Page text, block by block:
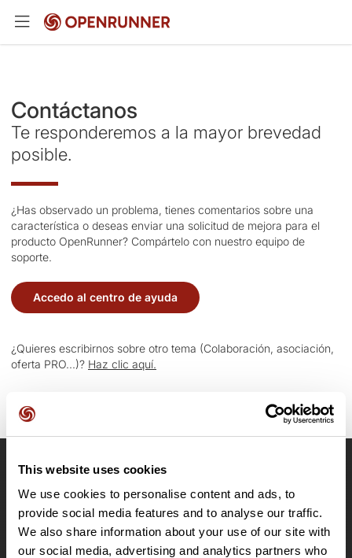
This website uses cookies
We use cookies to personalise content and ads, to
provide social media features and to analyse our traffic.
We also share information about your use of our site with
our social media, advertising and analytics partners who
Contáctanos
Te responderemos a la mayor brevedad
posible.
¿Has observado un problema, tienes comentarios sobre una
característica o deseas enviar una solicitud de mejora para el
producto OpenRunner? Compártelo con nuestro equipo de
soporte.
Accedo al centro de ayuda
¿Quieres escribirnos sobre otro tema (Colaboración, asociación,
oferta PRO...)? Haz clic aquí.
Equipo
Empleo
A proposito